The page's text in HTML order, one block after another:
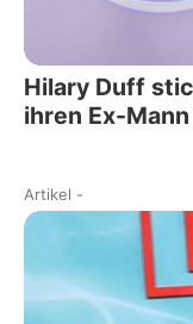
Hilary Duff
ihren Ex-
Artikel -